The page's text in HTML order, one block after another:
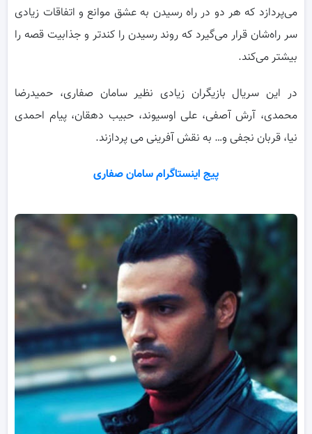
می‌پردازد که هر دو در راه رسیدن به عشق موانع و اتفاقات زیادی
سر راه‌شان قرار می‌گیرد که روند رسیدن را کندتر و جذابیت قصه را
بیشتر می‌کند.
در این سریال بازیگران زیادی نظیر سامان صفاری، حمیدرضا
محمدی، آرش آصفی، علی اوسیوند، حبیب دهقان، پیام احمدی
نیا، قربان نجفی و… به نقش آفرینی می پردازند.
پیج اینستاگرام سامان صفاری